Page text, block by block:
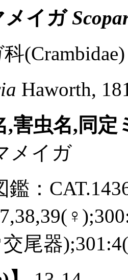
メイガ
Haworth,
,害虫名,同
メイガ
鑑：
尾器